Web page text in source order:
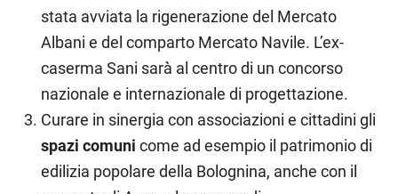
stata avviata la rigenerazione del Mercato
Albani e del comparto Mercato Navile. L’ex-
caserma Sani sarà al centro di un concorso
nazionale e internazionale di progettazione.
Curare in sinergia con associazioni e cittadini gli
spazi comuni come ad esempio il patrimonio di
edilizia popolare della Bolognina, anche con il